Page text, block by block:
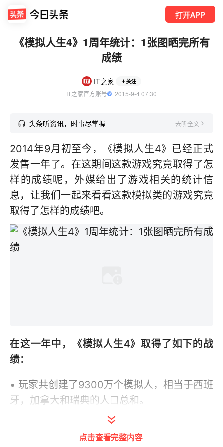
打开APP
《模拟人生4》1周年统计：1张图晒完所有
成绩
IT之家 关注
IT之家官方账号
  2015-9-4 07:30
头条听资讯，时事尽掌握 去听全文
2014年9月初至今，《模拟人生4》已经正式
发售一年了。在这期间这款游戏究竟取得了怎
样的成绩呢，外媒给出了游戏相关的统计信
息，让我们一起来看看这款模拟类的游戏究竟
取得了怎样的成绩吧。
在这一年中，《模拟人生4》取得了如下的战
绩：
• 玩家共创建了9300万个模拟人，相当于西班
牙，加拿大和瑞典的人口总和。
• 玩家用于游戏的时间总计2.79万年，相当于
《模拟人生4》中的84.6万年。
点击查看完整内容